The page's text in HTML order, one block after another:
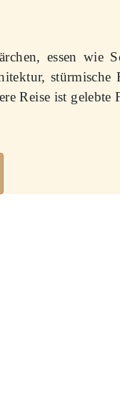
essen wie
Reise ist gelebte